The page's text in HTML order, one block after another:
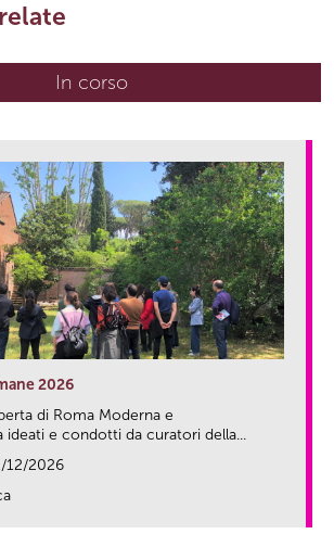
In corso(scheda attiva)
2026
di Roma Moderna e
ideati e condotti da curatori della...
12/2026